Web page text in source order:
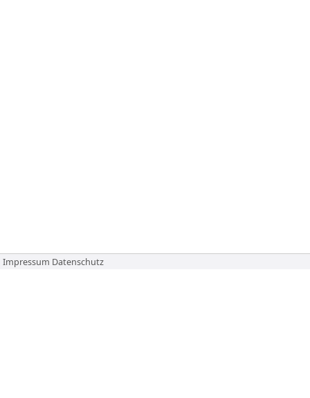
Impressum Datenschutz